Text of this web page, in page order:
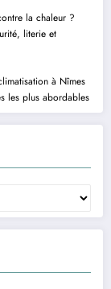
la chaleur ?
literie et
à Nîmes
les plus abordables